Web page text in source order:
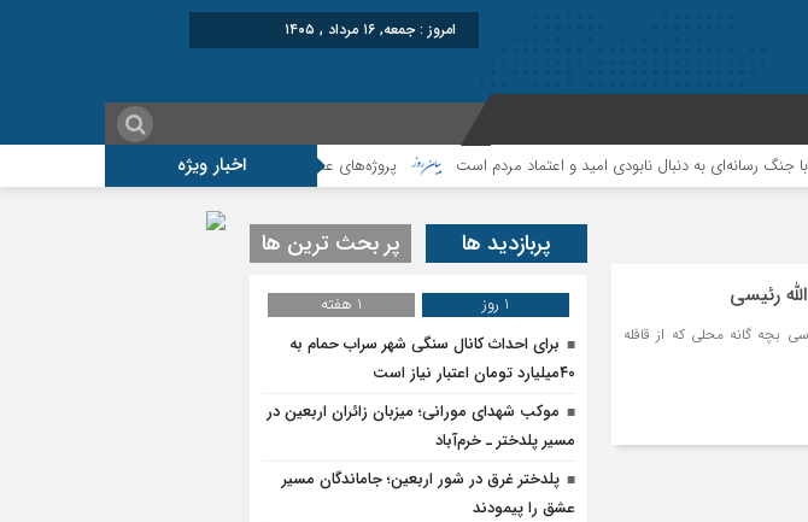
امروز : جمعه, ۱۶ مرداد , ۱۴۰۵
اخبار ویژه به دنبال نابودی امید و اعتماد مردم است پروژه‌های عمرانی و اقتصادی، شتاب‌دهنده توسعه پلدختر هستند
رئیسی
بچه گانه محلی که از قافله
پربازدید ها پر بحث ترین ها
1 روز
1 هفته
برای احداث کانال سنگی شهر سراب حمام به
۴۰میلیارد تومان اعتبار نیاز است
موکب شهدای مورانی؛ میزبان زائران اربعین در
مسیر پلدختر ـ خرم‌آباد
پلدختر غرق در شور اربعین؛ جاماندگان مسیر
عشق را پیمودند